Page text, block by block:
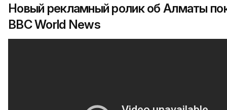
Новый рекламный ролик об Алматы
BBC World News